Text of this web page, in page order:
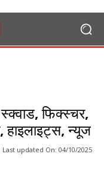
फिक्स्चर,
हाइलाइट्स, न्यूज
Last updated On: 04/10/2025